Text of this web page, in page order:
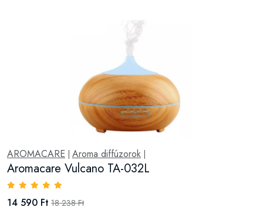
AROMACARE | Aroma diffúzorok |
Aromacare Vulcano TA-032L
14 590 Ft 18 238 Ft